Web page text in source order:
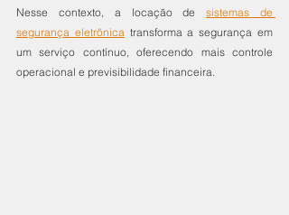
Nesse contexto, a locação de sistemas de
segurança eletrônica transforma a segurança em
um serviço contínuo, oferecendo mais controle
operacional e previsibilidade financeira.